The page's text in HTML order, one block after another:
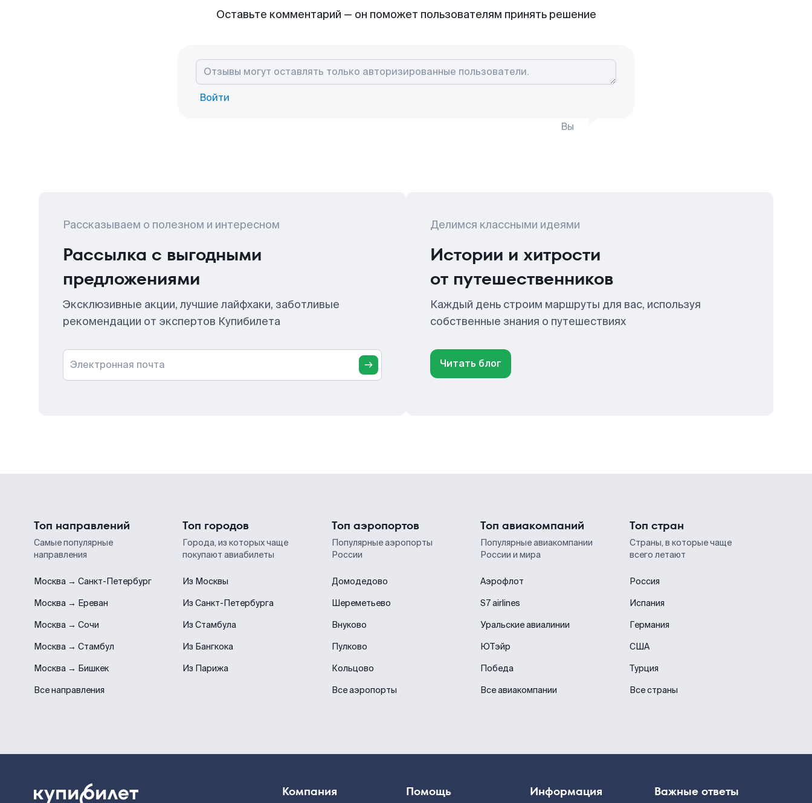
Оставьте комментарий — он поможет пользователям принять решение
Войти
Вы
Рассказываем о полезном и интересном
Рассылка с выгодными
предложениями
Эксклюзивные акции, лучшие лайфхаки, заботливые
рекомендации от экспертов Купибилета
Электронная почта
Делимся классными идеями
Истории и хитрости
от путешественников
Каждый день строим маршруты для вас, используя
собственные знания о путешествиях
Читать блог
Топ направлений
Самые популярные
направления
Москва → Санкт-Петербург
Москва → Ереван
Москва → Сочи
Москва → Стамбул
Москва → Бишкек
Все направления
Топ городов
Города, из которых чаще
покупают авиабилеты
Из Москвы
Из Санкт-Петербурга
Из Стамбула
Из Бангкока
Из Парижа
Топ аэропортов
Популярные аэропорты
России
Домодедово
Шереметьево
Внуково
Пулково
Кольцово
Все аэропорты
Топ авиакомпаний
Популярные авиакомпании
России и мира
Аэрофлот
S7 airlines
Уральские авиалинии
ЮТэйр
Победа
Все авиакомпании
Топ стран
Страны, в которые чаще
всего летают
Россия
Испания
Германия
США
Турция
Все страны
Компания Помощь Информация Важные ответы